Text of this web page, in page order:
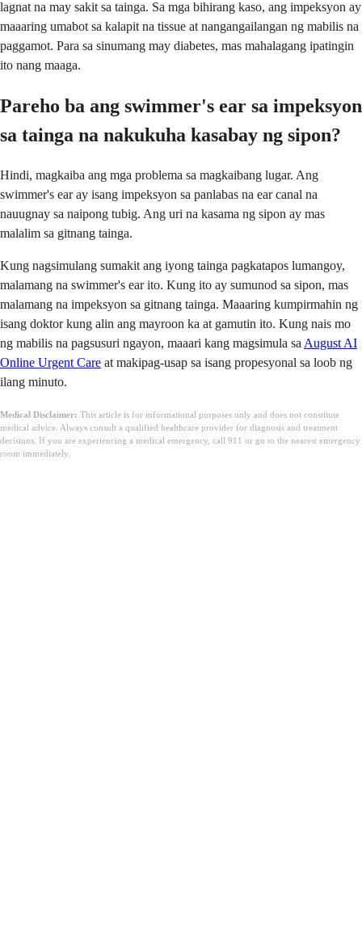
lagnat na may sakit sa tainga. Sa mga bihirang kaso, ang impeksyon ay
maaaring umabot sa kalapit na tissue at nangangailangan ng mabilis na
paggamot. Para sa sinumang may diabetes, mas mahalagang ipatingin
ito nang maaga.
Pareho ba ang swimmer's ear sa impeksyon
sa tainga na nakukuha kasabay ng sipon?
Hindi, magkaiba ang mga problema sa magkaibang lugar. Ang
swimmer's ear ay isang impeksyon sa panlabas na ear canal na
nauugnay sa naipong tubig. Ang uri na kasama ng sipon ay mas
malalim sa gitnang tainga.
Kung nagsimulang sumakit ang iyong tainga pagkatapos lumangoy,
malamang na swimmer's ear ito. Kung ito ay sumunod sa sipon, mas
malamang na impeksyon sa gitnang tainga. Maaaring kumpirmahin ng
isang doktor kung alin ang mayroon ka at gamutin ito. Kung nais mo
ng mabilis na pagsusuri ngayon, maaari kang magsimula sa August AI
Online Urgent Care at makipag-usap sa isang propesyonal sa loob ng
ilang minuto.
Medical Disclaimer: This article is for informational purposes only and does not constitute
medical advice. Always consult a qualified healthcare provider for diagnosis and treatment
decisions. If you are experiencing a medical emergency, call 911 or go to the nearest emergency
room immediately.